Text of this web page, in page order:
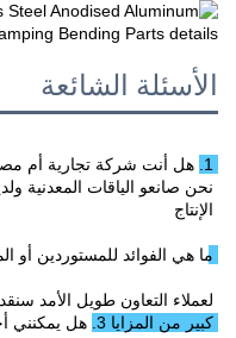
الأسئلة الشائعة
1. هل أنت شركة تجارية أم مصنع؟
الإنتاج
ما هي الفوائد للمستوردين أو
كبير من المزايا 3. هل يمكنني أخذ عينة؟ هل هي مجانية؟